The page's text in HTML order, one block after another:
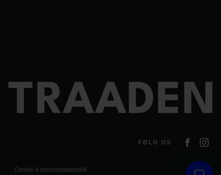
FØLG OS
Cookie & persondatapolitik